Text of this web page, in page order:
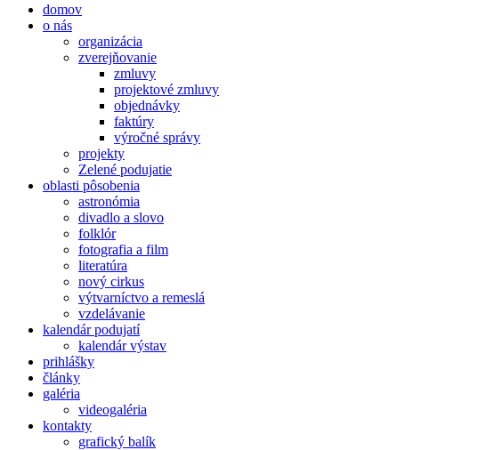
domov
o nás
organizácia
zverejňovanie
zmluvy
projektové zmluvy
objednávky
faktúry
výročné správy
projekty
Zelené podujatie
oblasti pôsobenia
astronómia
divadlo a slovo
folklór
fotografia a film
literatúra
nový cirkus
výtvarníctvo a remeslá
vzdelávanie
kalendár podujatí
kalendár výstav
prihlášky
články
galéria
videogaléria
kontakty
grafický balík